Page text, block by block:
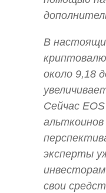
В
около 9,18
Сейчас
эксперты
свои